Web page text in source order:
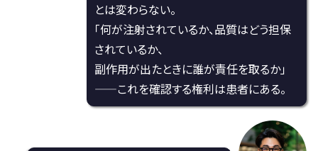
とは変わらない。
「何が注射されているか、品質はどう担保
されているか、
副作用が出たときに誰が責任を取るか」
——これを確認する権利は患者にある。